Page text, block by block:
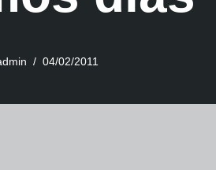
04/02/2011